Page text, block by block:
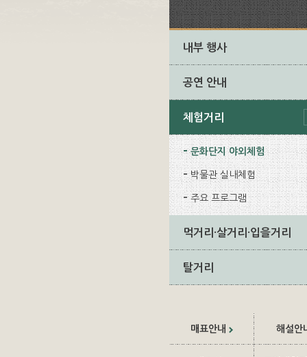
내부 행사
공연 안내
체험거리
문화단지 야외체험
박물관 실내체험
주요 프로그램
먹거리·살거리·입을거리
탈거리
매표안내 해설안